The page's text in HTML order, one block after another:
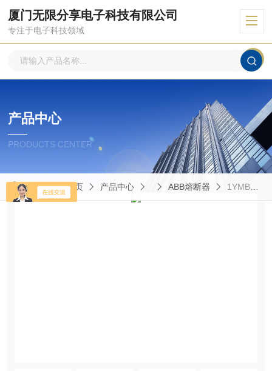
厦门无限分享电子科技有限公司
专注于电子科技领域
产品中心
PRODUCTS CENTER
当前位置：首页 产品中心 ABB熔断器 1YMB711227M4612熔断器